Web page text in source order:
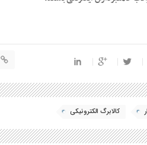
کالابرگ الکترونیکی